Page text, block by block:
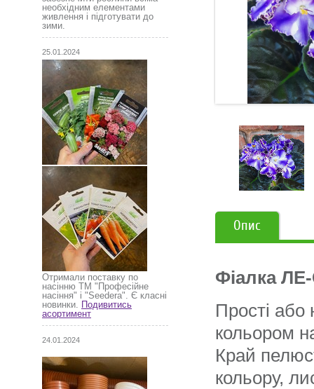
необхідним елементами
живлення і підготувати до
зими.
25.01.2024
Отримали поставку по
насінню ТМ "Професійне
насіння" і "Seedera". Є класні
новинки. Подивитись
асортимент
24.01.2024
Опис
Фіалка
Прості або
кольором
Край
кольору,